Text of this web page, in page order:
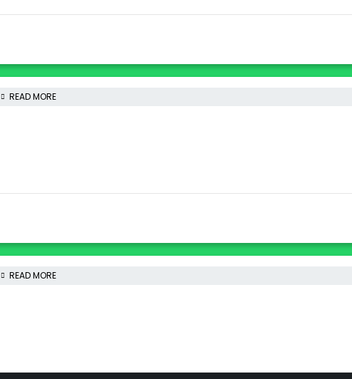
READ MORE
READ MORE